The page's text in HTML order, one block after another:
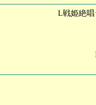
L戦姫絶